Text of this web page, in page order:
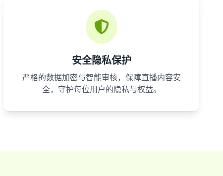
安全隐私保护
严格的数据加密与智能审核，保障直播内容安
全，守护每位用户的隐私与权益。